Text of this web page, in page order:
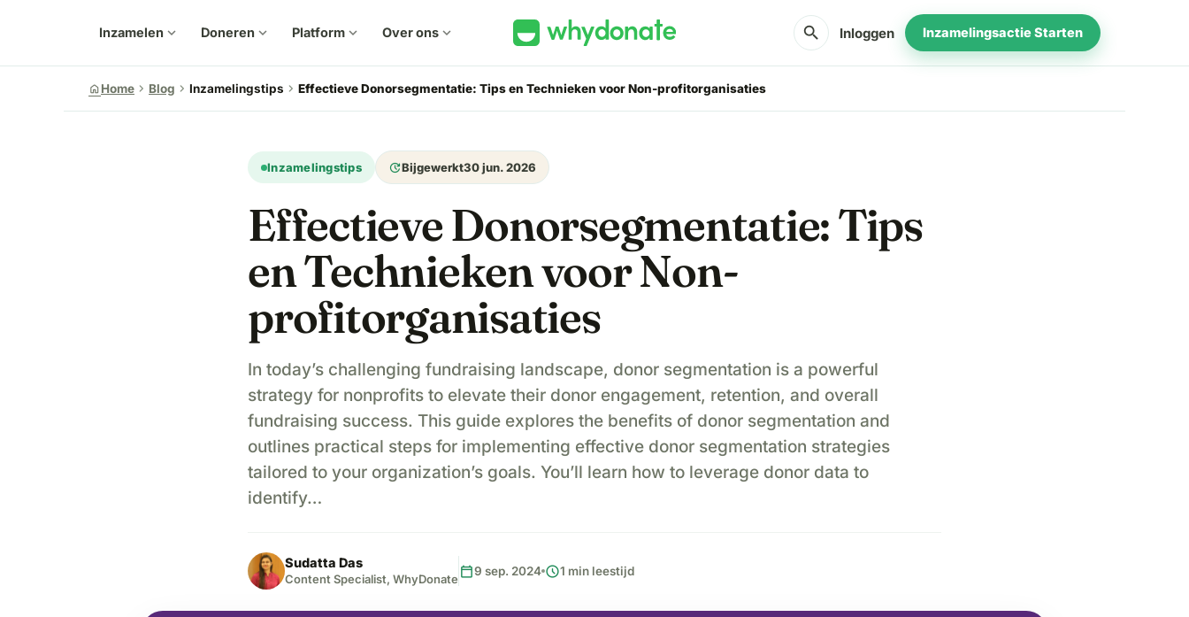
Inzamelen expand_more Doneren expand_more Platform expand_more Over ons expand_more search Inloggen Inzamelingsactie Starten
homeHome chevron_right Blog chevron_right Inzamelingstips chevron_right Effectieve Donorsegmentatie: Tips en Technieken voor Non-profitorganisaties
Inzamelingstips updateBijgewerkt30 jun. 2026
Effectieve Donorsegmentatie: Tips
en Technieken voor Non-
profitorganisaties
In today’s challenging fundraising landscape, donor segmentation is a powerful
strategy for nonprofits to elevate their donor engagement, retention, and overall
fundraising success. This guide explores the benefits of donor segmentation and
outlines practical steps for implementing effective donor segmentation strategies
tailored to your organization’s goals. You’ll learn how to leverage donor data to
identify…
Sudatta Das
Content Specialist, WhyDonate calendar_today9 sep. 2024 schedule1 min leestijd